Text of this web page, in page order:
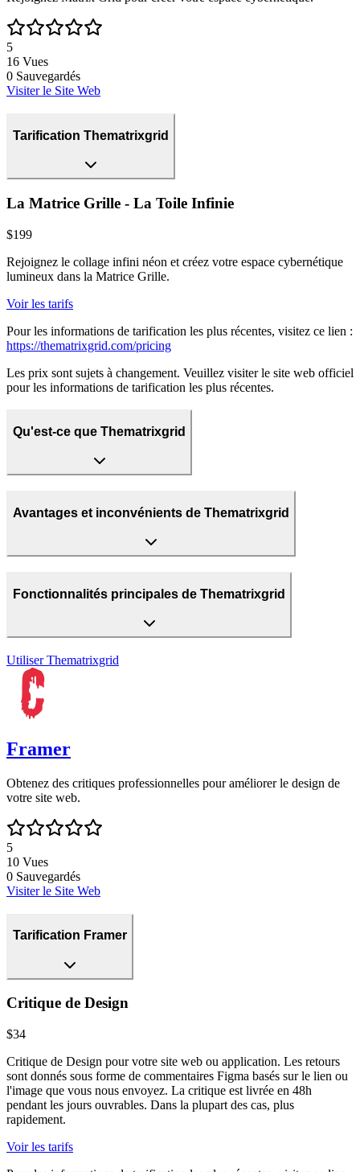
5
16 Vues
0 Sauvegardés
Visiter le Site Web
Tarification Thematrixgrid
La Matrice Grille - La Toile Infinie
$199
Rejoignez le collage infini néon et créez votre espace cybernétique
lumineux dans la Matrice Grille.
Voir les tarifs
Pour les informations de tarification les plus récentes, visitez ce lien :
https://thematrixgrid.com/pricing
Les prix sont sujets à changement. Veuillez visiter le site web officiel
pour les informations de tarification les plus récentes.
Qu'est-ce que Thematrixgrid
Avantages et inconvénients de Thematrixgrid
Fonctionnalités principales de Thematrixgrid
Utiliser Thematrixgrid
Framer
Obtenez des critiques professionnelles pour améliorer le design de
votre site web.
5
10 Vues
0 Sauvegardés
Visiter le Site Web
Tarification Framer
Critique de Design
$34
Critique de Design pour votre site web ou application. Les retours
sont donnés sous forme de commentaires Figma basés sur le lien ou
l'image que vous nous envoyez. La critique est livrée en 48h
pendant les jours ouvrables. Dans la plupart des cas, plus
rapidement.
Voir les tarifs